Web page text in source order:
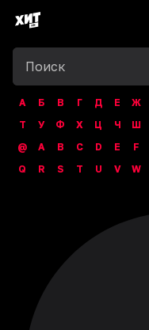
А Б В Г Д Е Ж
Т
У Ф Х Ц Ч Ш
@
A B C D E F
Q
R S T U V W